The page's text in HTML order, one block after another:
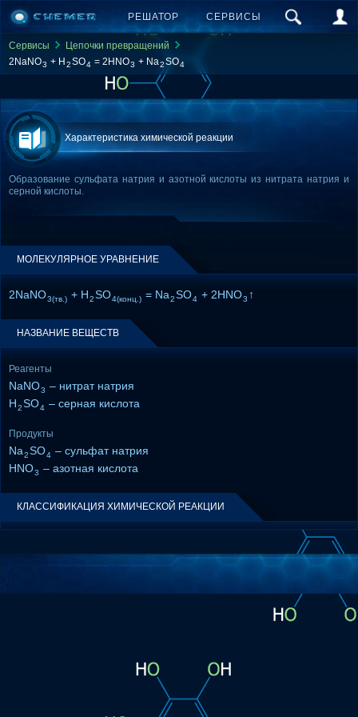
РЕШАТОР СЕРВИСЫ
Сервисы
Цепочки превращений
2NaNO3 + H 2SO4 = 2HNO3 + Na2SO4
Характеристика химической реакции
Образование сульфата натрия и азотной кислоты из нитрата натрия и
серной кислоты.
МОЛЕКУЛЯРНОЕ УРАВНЕНИЕ
2NaNO3(тв.) + H2SO4(конц.) = Na2SO4 + 2HNO3 ↑
НАЗВАНИЕ ВЕЩЕСТВ
Реагенты
NaNO3 – нитрат натрия
H2SO4 – серная кислота
Продукты
Na2SO4 – сульфат натрия
HNO3 – азотная кислота
КЛАССИФИКАЦИЯ ХИМИЧЕСКОЙ РЕАКЦИИ